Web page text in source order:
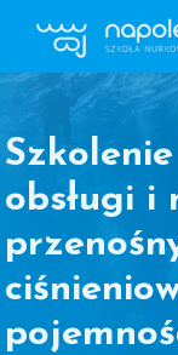
głównej
nawigacji
treściSzkoła
Nurkowania
Napoleon
Lublin
obsługi i